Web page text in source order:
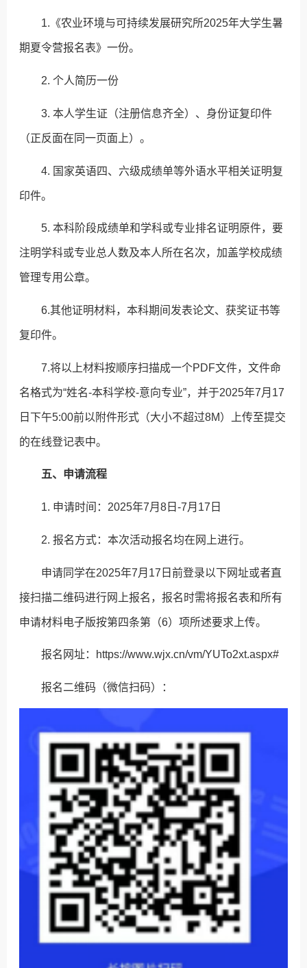
1.《农业环境与可持续发展研究所2025年大学生暑
期夏令营报名表》一份。
2. 个人简历一份
3. 本人学生证（注册信息齐全）、身份证复印件
（正反面在同一页面上）。
4. 国家英语四、六级成绩单等外语水平相关证明复
印件。
5. 本科阶段成绩单和学科或专业排名证明原件，要
注明学科或专业总人数及本人所在名次，加盖学校成绩
管理专用公章。
6.其他证明材料，本科期间发表论文、获奖证书等
复印件。
7.将以上材料按顺序扫描成一个PDF文件，文件命
名格式为“姓名-本科学校-意向专业”，并于2025年7月17
日下午5:00前以附件形式（大小不超过8M）上传至提交
的在线登记表中。
五、申请流程
1. 申请时间：2025年7月8日-7月17日
2. 报名方式：本次活动报名均在网上进行。
申请同学在2025年7月17日前登录以下网址或者直
接扫描二维码进行网上报名，报名时需将报名表和所有
申请材料电子版按第四条第（6）项所述要求上传。
报名网址：https://www.wjx.cn/vm/YUTo2xt.aspx#
报名二维码（微信扫码）：